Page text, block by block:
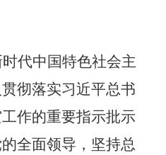
代中国特色社会主
彻落实习近平总书
作的重要指示批示
全面领导，坚持总